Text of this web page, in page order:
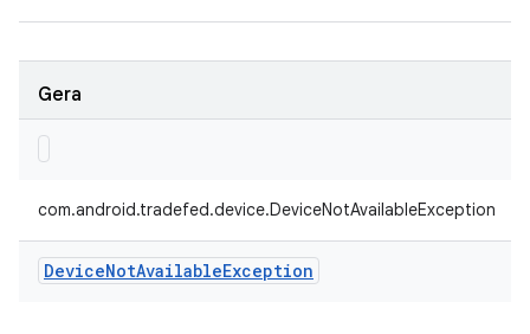
Gera
com.android.tradefed.device.DeviceNotAvailableException
DeviceNotAvailableException